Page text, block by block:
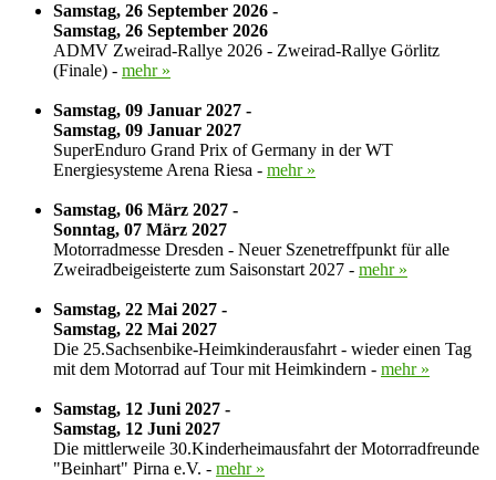
Samstag, 26 September 2026 -
Samstag, 26 September 2026
ADMV Zweirad-Rallye 2026 - Zweirad-Rallye Görlitz
(Finale) - mehr »
Samstag, 09 Januar 2027 -
Samstag, 09 Januar 2027
SuperEnduro Grand Prix of Germany in der WT
Energiesysteme Arena Riesa - mehr »
Samstag, 06 März 2027 -
Sonntag, 07 März 2027
Motorradmesse Dresden - Neuer Szenetreffpunkt für alle
Zweiradbeigeisterte zum Saisonstart 2027 - mehr »
Samstag, 22 Mai 2027 -
Samstag, 22 Mai 2027
Die 25.Sachsenbike-Heimkinderausfahrt - wieder einen Tag
mit dem Motorrad auf Tour mit Heimkindern - mehr »
Samstag, 12 Juni 2027 -
Samstag, 12 Juni 2027
Die mittlerweile 30.Kinderheimausfahrt der Motorradfreunde
"Beinhart" Pirna e.V. - mehr »